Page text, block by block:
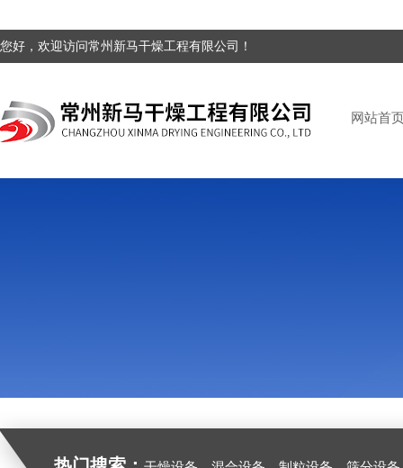
您好，欢迎访问常州新马干燥工程有限公司！
网站首